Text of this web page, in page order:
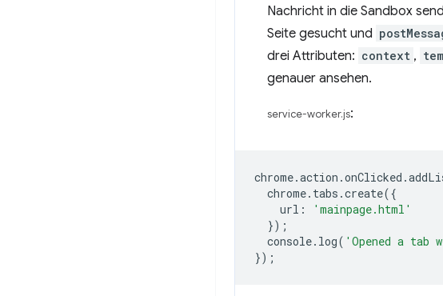
Nachricht in die Sandbox
Seite gesucht und
drei Attributen: context ,
genauer ansehen.
service-worker.js:
chrome.action .onClicked .
chrome. tabs .create({
url :
'mainpage.html'
});
console. log( 'Opened a tab
});